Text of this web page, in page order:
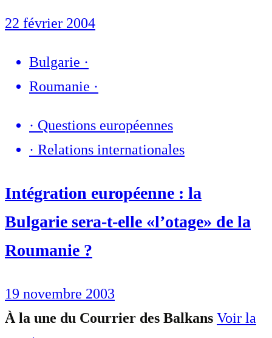
22 février 2004
Bulgarie ·
Roumanie ·
· Questions européennes
· Relations internationales
Intégration européenne : la
Bulgarie sera-t-elle «l’otage» de la
Roumanie ?
19 novembre 2003
À la une du Courrier des Balkans Voir la